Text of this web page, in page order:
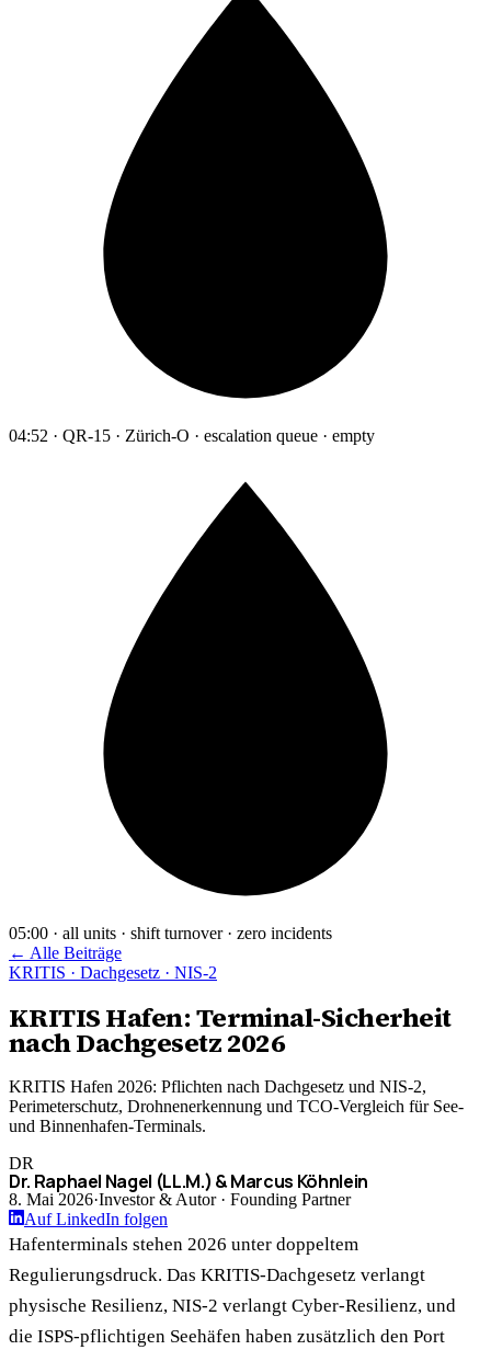
04:52 · QR-15 · Zürich-O · escalation queue · empty
05:00 · all units · shift turnover · zero incidents
← Alle Beiträge
KRITIS · Dachgesetz · NIS-2
KRITIS Hafen: Terminal-Sicherheit
nach Dachgesetz 2026
KRITIS Hafen 2026: Pflichten nach Dachgesetz und NIS-2,
Perimeterschutz, Drohnenerkennung und TCO-Vergleich für See-
und Binnenhafen-Terminals.
DR
Dr. Raphael Nagel (LL.M.) & Marcus Köhnlein
8. Mai 2026·Investor & Autor · Founding Partner
Auf LinkedIn folgen
Hafenterminals stehen 2026 unter doppeltem
Regulierungsdruck. Das KRITIS-Dachgesetz verlangt
physische Resilienz, NIS-2 verlangt Cyber-Resilienz, und
die ISPS-pflichtigen Seehäfen haben zusätzlich den Port